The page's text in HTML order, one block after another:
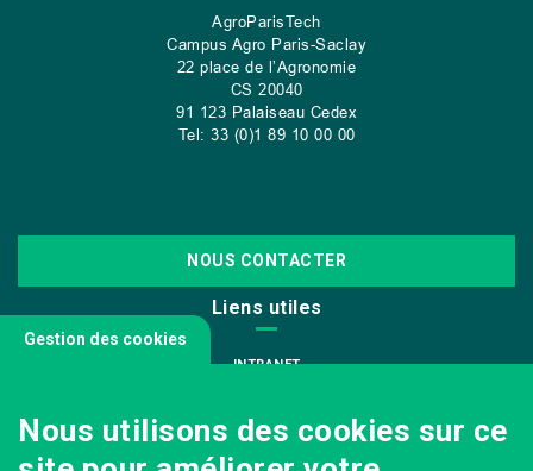
AgroParisTech
Campus Agro Paris-Saclay
22 place de l’Agronomie
CS 20040
91 123 Palaiseau Cedex
Tel: 33 (0)1 89 10 00 00
NOUS CONTACTER
Liens utiles
INTRANET
INFODOC
Gestion des cookies
Nous utilisons des cookies sur ce